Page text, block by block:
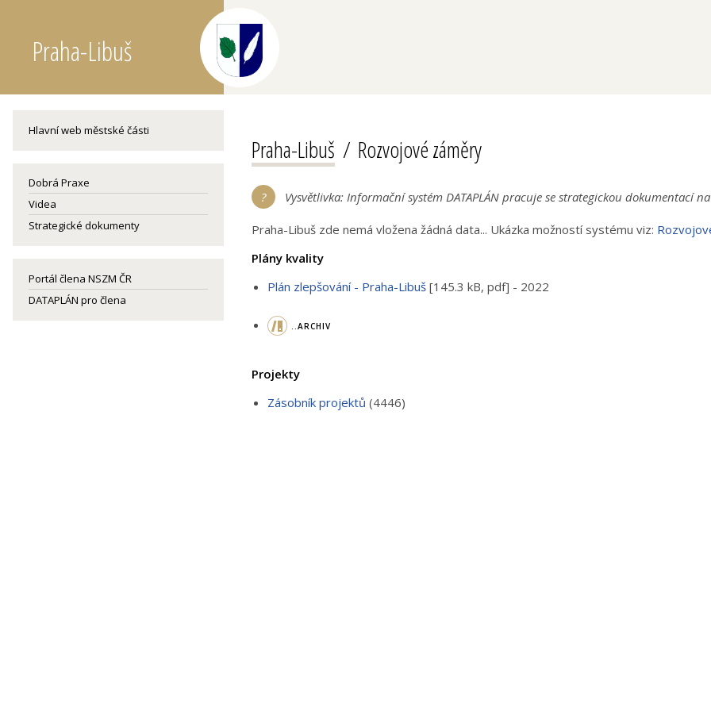
Praha-Libuš
Hlavní web městské části
Dobrá Praxe
Videa
Strategické dokumenty
Portál člena NSZM ČR
DATAPLÁN pro člena
Praha-Libuš Rozvojové záměry
Vysvětlivka: Informační systém DATAPLÁN pracuje se strategickou dokumentací
Praha-Libuš zde nemá vložena žádná data... Ukázka možností systému viz:
Plány kvality
Plán zlepšování - Praha-Libuš [145.3 kB, pdf] - 2022
..ARCHIV
Projekty
Zásobník projektů (4446)